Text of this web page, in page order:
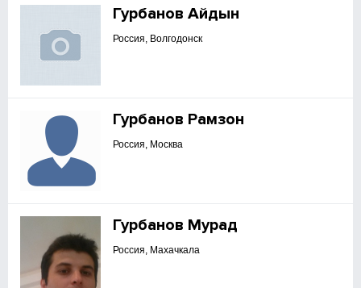
Гурбанов Айдын
Россия, Волгодонск
Гурбанов Рамзон
Россия, Москва
Гурбанов Мурад
Россия, Махачкала